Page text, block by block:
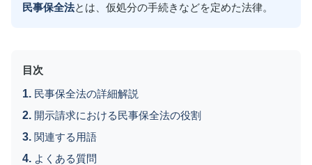
民事保全法とは、仮処分の手続きなどを定めた法律。
目次
民事保全法の詳細解説
開示請求における民事保全法の役割
関連する用語
よくある質問